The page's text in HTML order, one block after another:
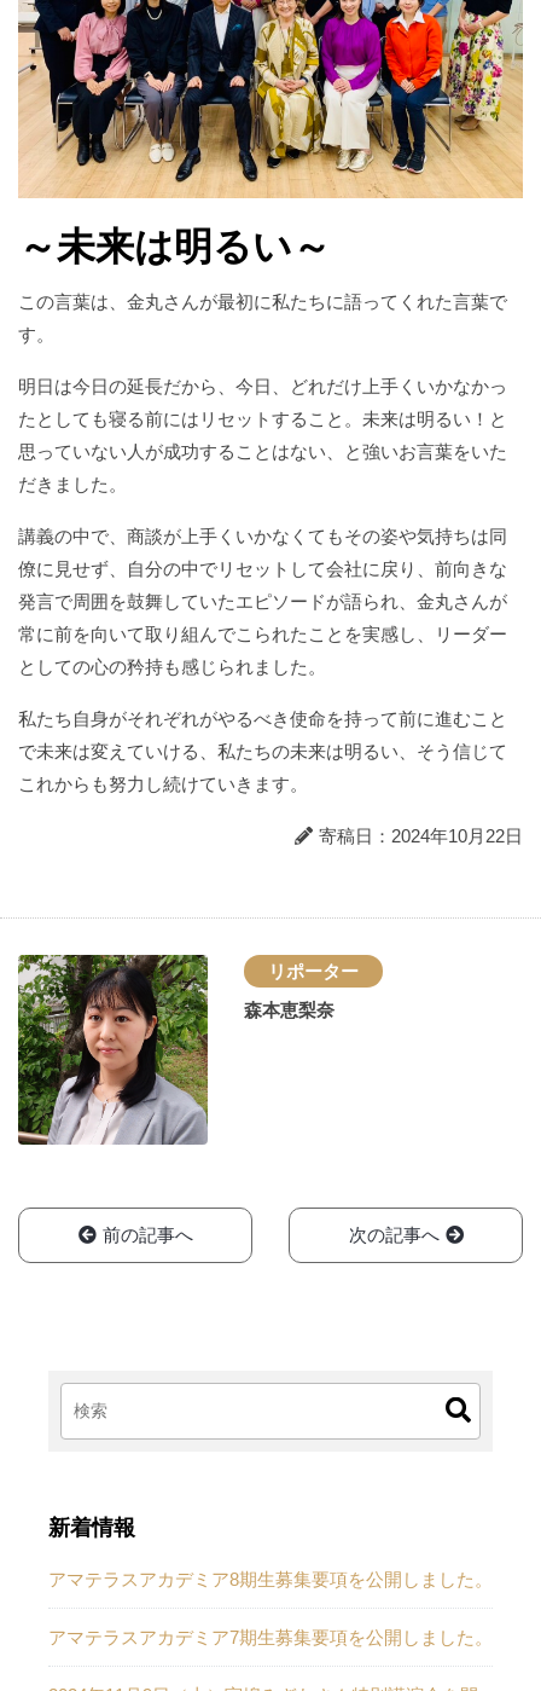
～未来は明るい～
この言葉は、金丸さんが最初に私たちに語ってくれた言葉で
す。
明日は今日の延長だから、今日、どれだけ上手くいかなかっ
たとしても寝る前にはリセットすること。未来は明るい！と
思っていない人が成功することはない、と強いお言葉をいた
だきました。
講義の中で、商談が上手くいかなくてもその姿や気持ちは同
僚に見せず、自分の中でリセットして会社に戻り、前向きな
発言で周囲を鼓舞していたエピソードが語られ、金丸さんが
常に前を向いて取り組んでこられたことを実感し、リーダー
としての心の矜持も感じられました。
私たち自身がそれぞれがやるべき使命を持って前に進むこと
で未来は変えていける、私たちの未来は明るい、そう信じて
これからも努力し続けていきます。
寄稿日：2024年10月22日
リポーター
森本恵梨奈
前の記事へ 次の記事へ
新着情報
アマテラスアカデミア8期生募集要項を公開しました。
アマテラスアカデミア7期生募集要項を公開しました。